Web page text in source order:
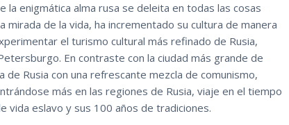
enigmática alma rusa se deleita en todas las cosas
de la vida, ha incrementado su cultura de manera
el turismo cultural más refinado de Rusia,
En contraste con la ciudad más grande de
de Rusia con una refrescante mezcla de comunismo,
más en las regiones de Rusia, viaje en el tiempo
vida eslavo y sus 100 años de tradiciones.